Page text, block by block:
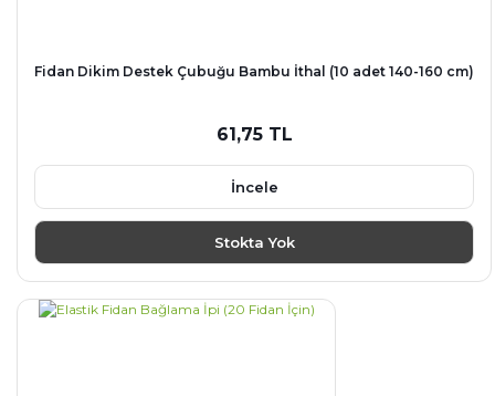
Fidan Dikim Destek Çubuğu Bambu İthal (10 adet 140-160 cm)
61,75 TL
İncele
Stokta Yok